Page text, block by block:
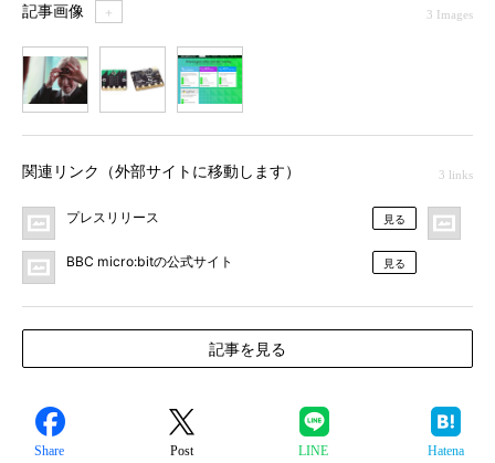
記事画像 ＋ 3 Images
関連リンク（外部サイトに移動します） 3 links
プレスリリース 見る
BBC micro:bitの公式サイト 見る
記事を見る
Share Post LINE Hatena